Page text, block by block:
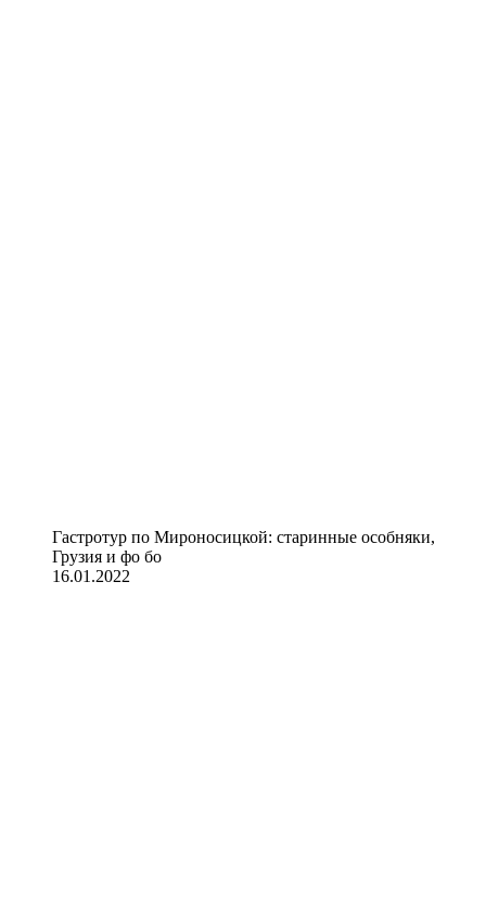
Гастротур по Мироносицкой: старинные особняки,
Грузия и фо бо
16.01.2022